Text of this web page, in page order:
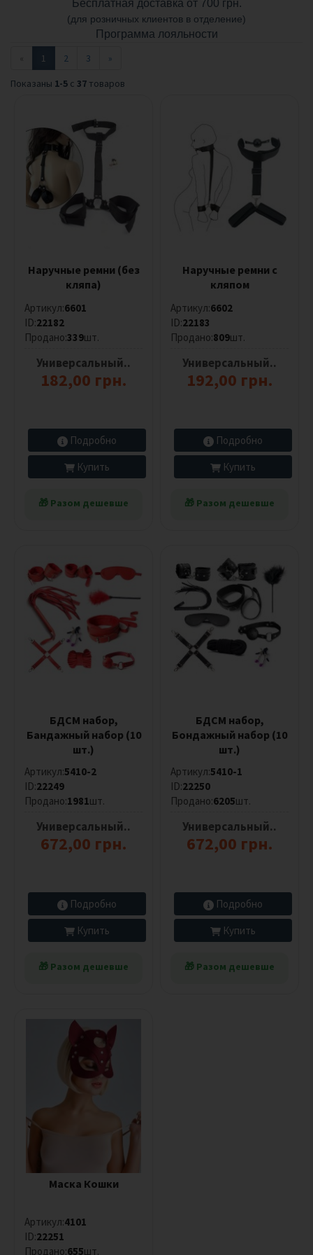
е
ш
и
Б
Д
т
Л
у
р
и
т
Универсальный..
Красный
Черный
Серый
Бордовый
Бесплатная доставка от 700 грн.
(для розничных клиентов в отделение)
Программа лояльности
« 1 2 3
»
Показаны 1-5 с 37 товаров
Наручные ремни (без
кляпа)
Артикул:6601
ID:22182
Продано:339шт.
Универсальный..
182,00 грн.
Подробно
Купить
🎁 Разом дешевше
Наручные ремни с
кляпом
Артикул:6602
ID:22183
Продано:809шт.
Универсальный..
192,00 грн.
Подробно
Купить
🎁 Разом дешевше
БДСМ набор,
Бандажный набор (10
шт.)
Артикул:5410-2
ID:22249
Продано:1981шт.
Универсальный..
672,00 грн.
Подробно
Купить
🎁 Разом дешевше
БДСМ набор,
Бондажный набор (10
шт.)
Артикул:5410-1
ID:22250
Продано:6205шт.
Универсальный..
672,00 грн.
Подробно
Купить
🎁 Разом дешевше
Маска Кошки
Артикул:4101
ID:22251
Продано:655шт.